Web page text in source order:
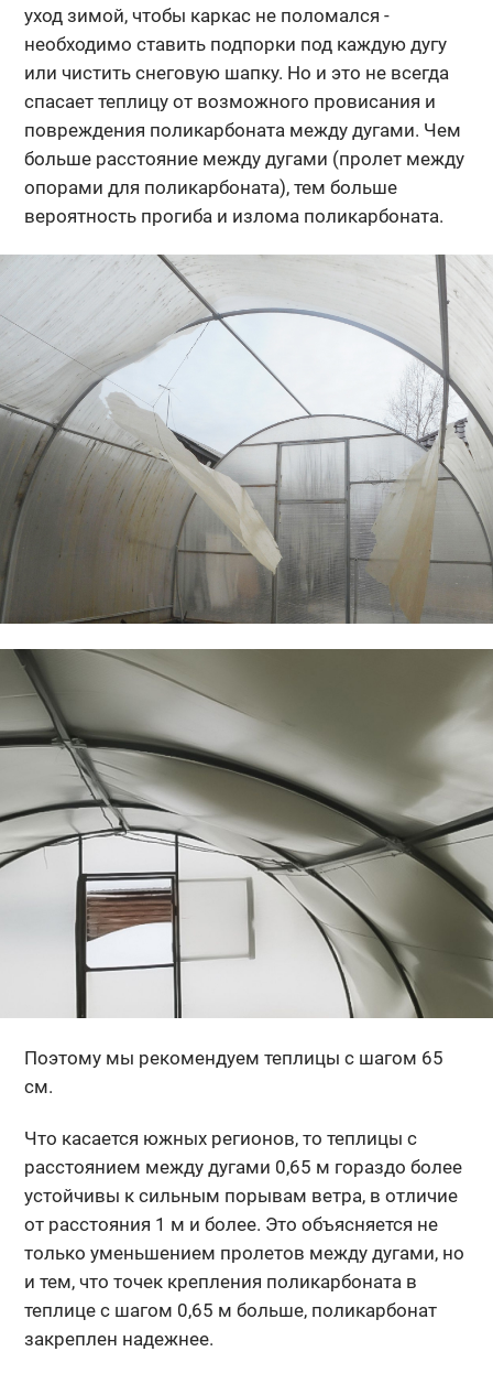
уход зимой, чтобы каркас не поломался -
необходимо ставить подпорки под каждую дугу
или чистить снеговую шапку. Но и это не всегда
спасает теплицу от возможного провисания и
повреждения поликарбоната между дугами. Чем
больше расстояние между дугами (пролет между
опорами для поликарбоната), тем больше
вероятность прогиба и излома поликарбоната.
Поэтому мы рекомендуем теплицы с шагом 65
см.
Что касается южных регионов, то теплицы с
расстоянием между дугами 0,65 м гораздо более
устойчивы к сильным порывам ветра, в отличие
от расстояния 1 м и более. Это объясняется не
только уменьшением пролетов между дугами, но
и тем, что точек крепления поликарбоната в
теплице с шагом 0,65 м больше, поликарбонат
закреплен надежнее.